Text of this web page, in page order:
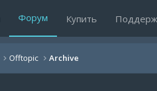
Форум Купить
Offtopic Archive